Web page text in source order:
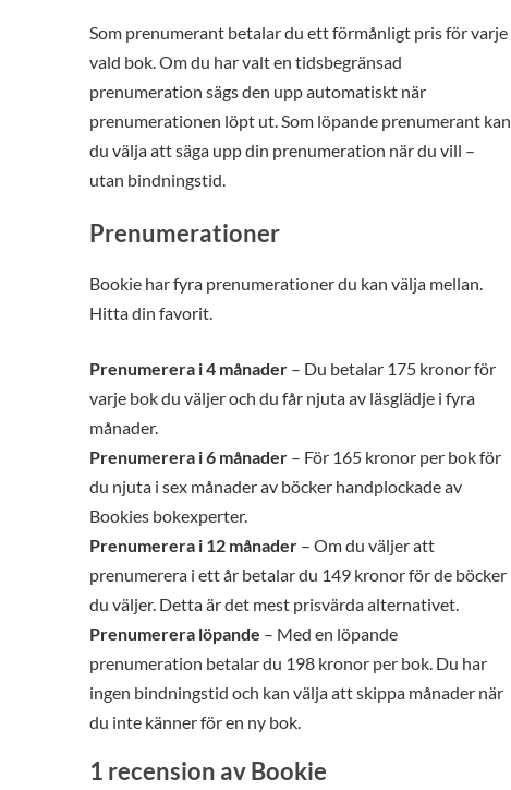
Som prenumerant betalar du ett förmånligt pris för varje
vald bok. Om du har valt en tidsbegränsad
prenumeration sägs den upp automatiskt när
prenumerationen löpt ut. Som löpande prenumerant kan
du välja att säga upp din prenumeration när du vill –
utan bindningstid.
Prenumerationer
Bookie har fyra prenumerationer du kan välja mellan.
Hitta din favorit.
Prenumerera i 4 månader – Du betalar 175 kronor för
varje bok du väljer och du får njuta av läsglädje i fyra
månader.
Prenumerera i 6 månader – För 165 kronor per bok för
du njuta i sex månader av böcker handplockade av
Bookies bokexperter.
Prenumerera i 12 månader – Om du väljer att
prenumerera i ett år betalar du 149 kronor för de böcker
du väljer. Detta är det mest prisvärda alternativet.
Prenumerera löpande – Med en löpande
prenumeration betalar du 198 kronor per bok. Du har
ingen bindningstid och kan välja att skippa månader när
du inte känner för en ny bok.
1 recension avBookie